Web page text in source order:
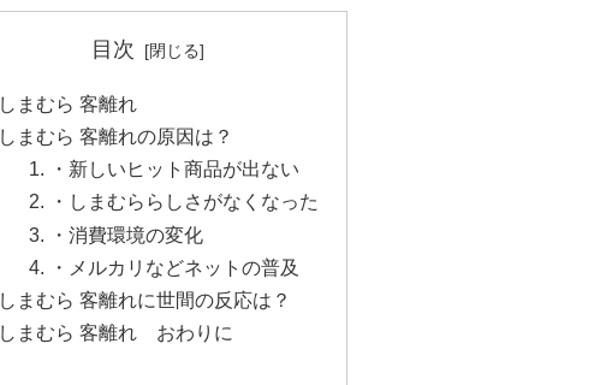
目次
しまむら 客離れ
しまむら 客離れの原因は？
・新しいヒット商品が出ない
・しまむららしさがなくなった
・消費環境の変化
・メルカリなどネットの普及
しまむら 客離れに世間の反応は？
しまむら 客離れ おわりに